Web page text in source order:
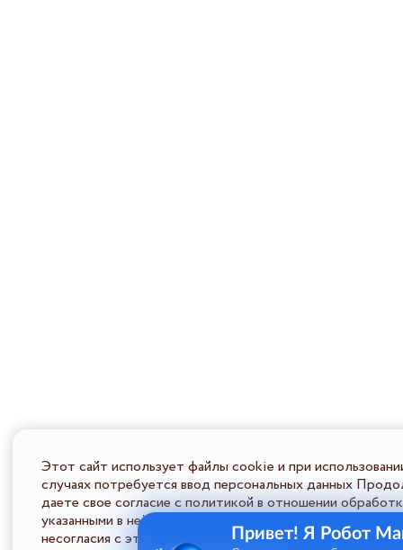
Этот сайт использует файлы cookie и при
случаях потребуется ввод персональных данных
даете свое согласие с политикой в отношении
указанными в ней условиями обработки персональной
несогласия с этими условиями Пользователь должен
Привет! Я Робот